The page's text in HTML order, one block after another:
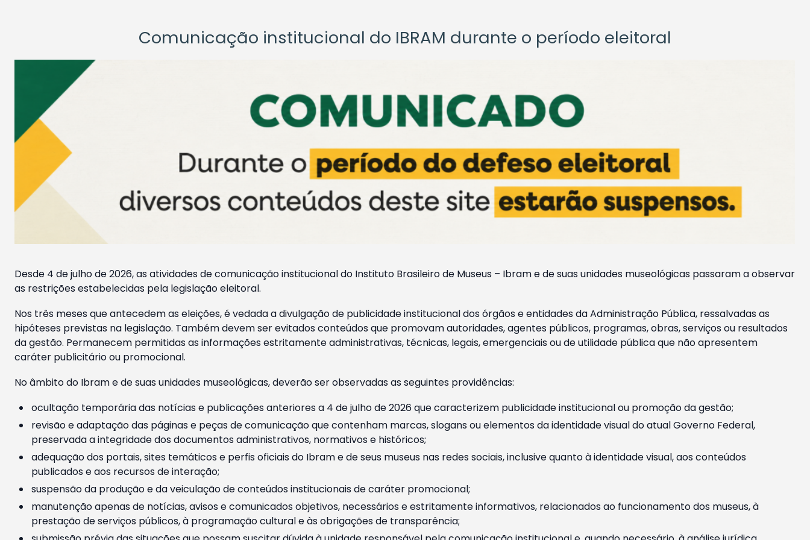
Comunicação institucional do IBRAM durante o período eleitoral
Desde 4 de julho de 2026, as atividades de comunicação institucional do Instituto Brasileiro de Museus – Ibram e de suas unidades museológicas passaram a observar
as restrições estabelecidas pela legislação eleitoral.
Nos três meses que antecedem as eleições, é vedada a divulgação de publicidade institucional dos órgãos e entidades da Administração Pública, ressalvadas as
hipóteses previstas na legislação. Também devem ser evitados conteúdos que promovam autoridades, agentes públicos, programas, obras, serviços ou resultados
da gestão. Permanecem permitidas as informações estritamente administrativas, técnicas, legais, emergenciais ou de utilidade pública que não apresentem
caráter publicitário ou promocional.
No âmbito do Ibram e de suas unidades museológicas, deverão ser observadas as seguintes providências:
ocultação temporária das notícias e publicações anteriores a 4 de julho de 2026 que caracterizem publicidade institucional ou promoção da gestão;
revisão e adaptação das páginas e peças de comunicação que contenham marcas, slogans ou elementos da identidade visual do atual Governo Federal,
preservada a integridade dos documentos administrativos, normativos e históricos;
adequação dos portais, sites temáticos e perfis oficiais do Ibram e de seus museus nas redes sociais, inclusive quanto à identidade visual, aos conteúdos
publicados e aos recursos de interação;
suspensão da produção e da veiculação de conteúdos institucionais de caráter promocional;
manutenção apenas de notícias, avisos e comunicados objetivos, necessários e estritamente informativos, relacionados ao funcionamento dos museus, à
prestação de serviços públicos, à programação cultural e às obrigações de transparência;